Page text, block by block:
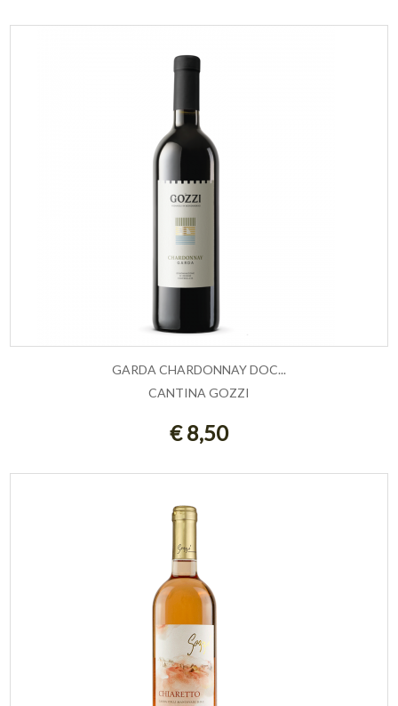
AGGIUNGI AL CARRELLO
GARDA CHARDONNAY DOC...
CANTINA GOZZI
€ 8,50